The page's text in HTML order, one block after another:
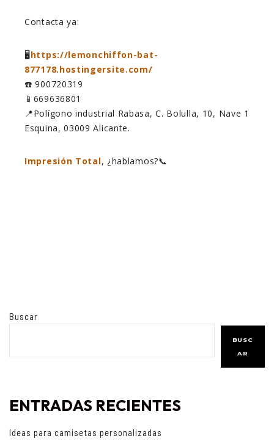
Contacta ya:
🖥️https://lemonchiffon-bat-
877178.hostingersite.com/
☎️ 900720319
📱669636801
📍Polígono industrial Rabasa, C. Bolulla, 10, Nave 1
Esquina, 03009 Alicante.
Impresión Total, ¿hablamos?📞
Buscar
BUSC
AR
ENTRADAS RECIENTES
Ideas para camisetas personalizadas